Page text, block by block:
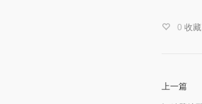
0 收藏
上一篇